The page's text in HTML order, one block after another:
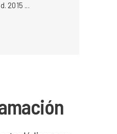
2015